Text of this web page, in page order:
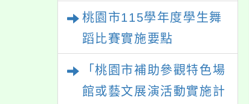
桃園市115學年度學生舞
蹈比賽實施要點
「桃園市補助參觀特色場
館或藝文展演活動實施計